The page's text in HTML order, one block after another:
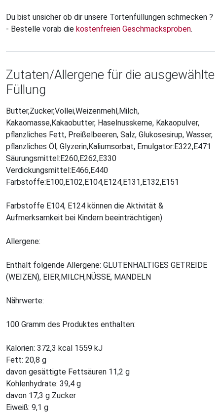
Du bist unsicher ob dir unsere Tortenfüllungen schmecken ?
- Bestelle vorab die kostenfreien Geschmacksproben.
Zutaten/Allergene für die ausgewählte
Füllung
Butter,Zucker,Vollei,Weizenmehl,Milch,
Kakaomasse,Kakaobutter, Haselnusskerne, Kakaopulver,
pflanzliches Fett, Preißelbeeren, Salz, Glukosesirup, Wasser,
pflanzliches Öl, Glyzerin,Kaliumsorbat, Emulgator:E322,E471
Säurungsmittel:E260,E262,E330
Verdickungsmittel:E466,E440
Farbstoffe:E100,E102,E104,E124,E131,E132,E151
Farbstoffe E104, E124 können die Aktivität &
Aufmerksamkeit bei Kindern beeinträchtigen)
Allergene:
Enthält folgende Allergene: GLUTENHALTIGES GETREIDE
(WEIZEN), EIER,MILCH,NÜSSE, MANDELN
Nährwerte:
100 Gramm des Produktes enthalten:
Kalorien: 372,3 kcal 1559 kJ
Fett: 20,8 g
davon gesättigte Fettsäuren 11,2 g
Kohlenhydrate: 39,4 g
davon 17,3 g Zucker
Eiweiß: 9,1 g